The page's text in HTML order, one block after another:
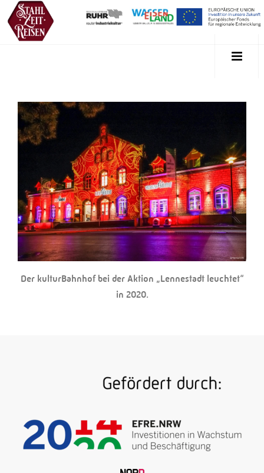
Der kulturBahnhof bei der Aktion „Lennestadt leuchtet“
in 2020.